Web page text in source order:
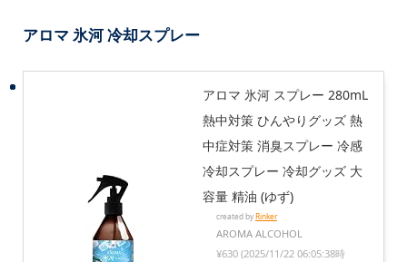
アロマ 氷河 冷却スプレー
アロマ 氷河 スプレー 280mL
熱中対策 ひんやりグッズ 熱
中症対策 消臭スプレー 冷感
冷却スプレー 冷却グッズ 大
容量 精油 (ゆず)
created byRinker
AROMA ALCOHOL
¥630 (2025/11/22 06:05:38時